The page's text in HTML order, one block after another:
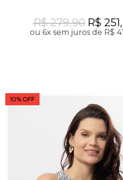
R$ 279,90 R$
ou 6x sem juros de R$
10% OFF